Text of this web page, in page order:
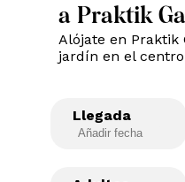
a Praktik
Alójate en Praktik
jardín en el
Llegada